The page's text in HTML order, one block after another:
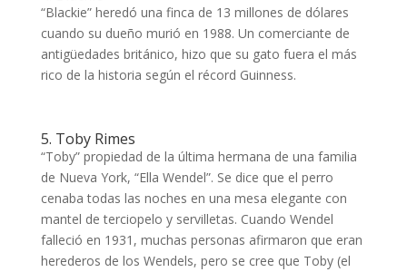
“Blackie” heredó una finca de 13 millones de dólares
cuando su dueño murió en 1988. Un comerciante de
antigüedades británico, hizo que su gato fuera el más
rico de la historia según el récord Guinness.
5. Toby Rimes
“Toby” propiedad de la última hermana de una familia
de Nueva York, “Ella Wendel”. Se dice que el perro
cenaba todas las noches en una mesa elegante con
mantel de terciopelo y servilletas. Cuando Wendel
falleció en 1931, muchas personas afirmaron que eran
herederos de los Wendels, pero se cree que Toby (el